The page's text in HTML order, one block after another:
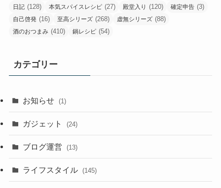
日記 (128) 本気スパイスレシピ (27) 殿堂入り (120) 確定申告 (3)
自己啓発 (16) 至高シリーズ (268) 虚無シリーズ (88)
酒のおつまみ (410) 鍋レシピ (54)
カテゴリー
お知らせ (1)
ガジェット (24)
ブログ運営 (13)
ライフスタイル (145)